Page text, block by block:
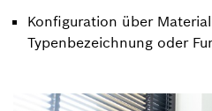
Konfiguration über
Typenbezeichnung oder